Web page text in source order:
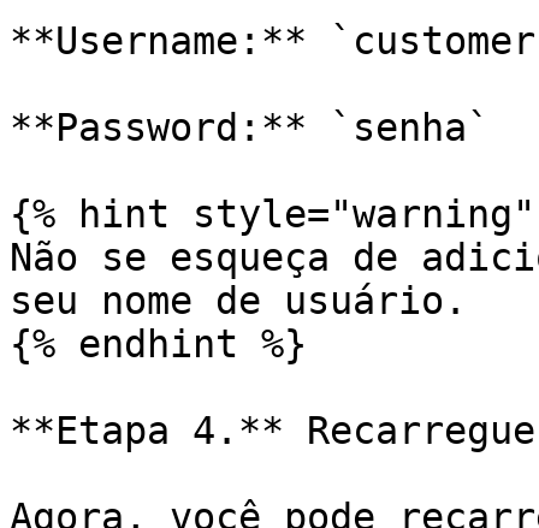
**Username:**
**Password:** `senha`
{% hint style="warning"
Não se esqueça de
seu nome de usuário.
{% endhint %}
**Etapa 4.**
Agora, você pode